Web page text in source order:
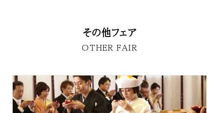
その他フェア
OTHER FAIR